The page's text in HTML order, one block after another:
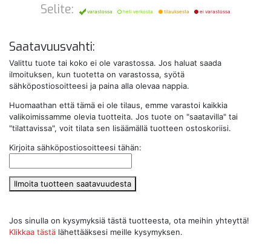
Selite: varastossa heti verkosta tilauksesta ei varastossa
Saatavuusvahti:
Valittu tuote tai koko ei ole varastossa. Jos haluat saada
ilmoituksen, kun tuotetta on varastossa, syötä
sähköpostiosoitteesi ja paina alla olevaa nappia.
Huomaathan että tämä ei ole tilaus, emme varastoi kaikkia
valikoimissamme olevia tuotteita. Jos tuote on "saatavilla" tai
"tilattavissa", voit tilata sen lisäämällä tuotteen ostoskoriisi.
Kirjoita sähköpostiosoitteesi tähän:
Ilmoita tuotteen saatavuudesta
Jos sinulla on kysymyksiä tästä tuotteesta, ota meihin yhteyttä!
Klikkaa tästä lähettääksesi meille kysymyksen.